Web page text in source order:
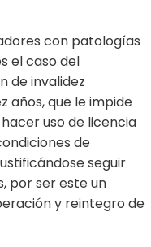
con patologías
el caso del
de invalidez
años, que le impide
uso de licencia
de
seguir
por ser este un
y reintegro de